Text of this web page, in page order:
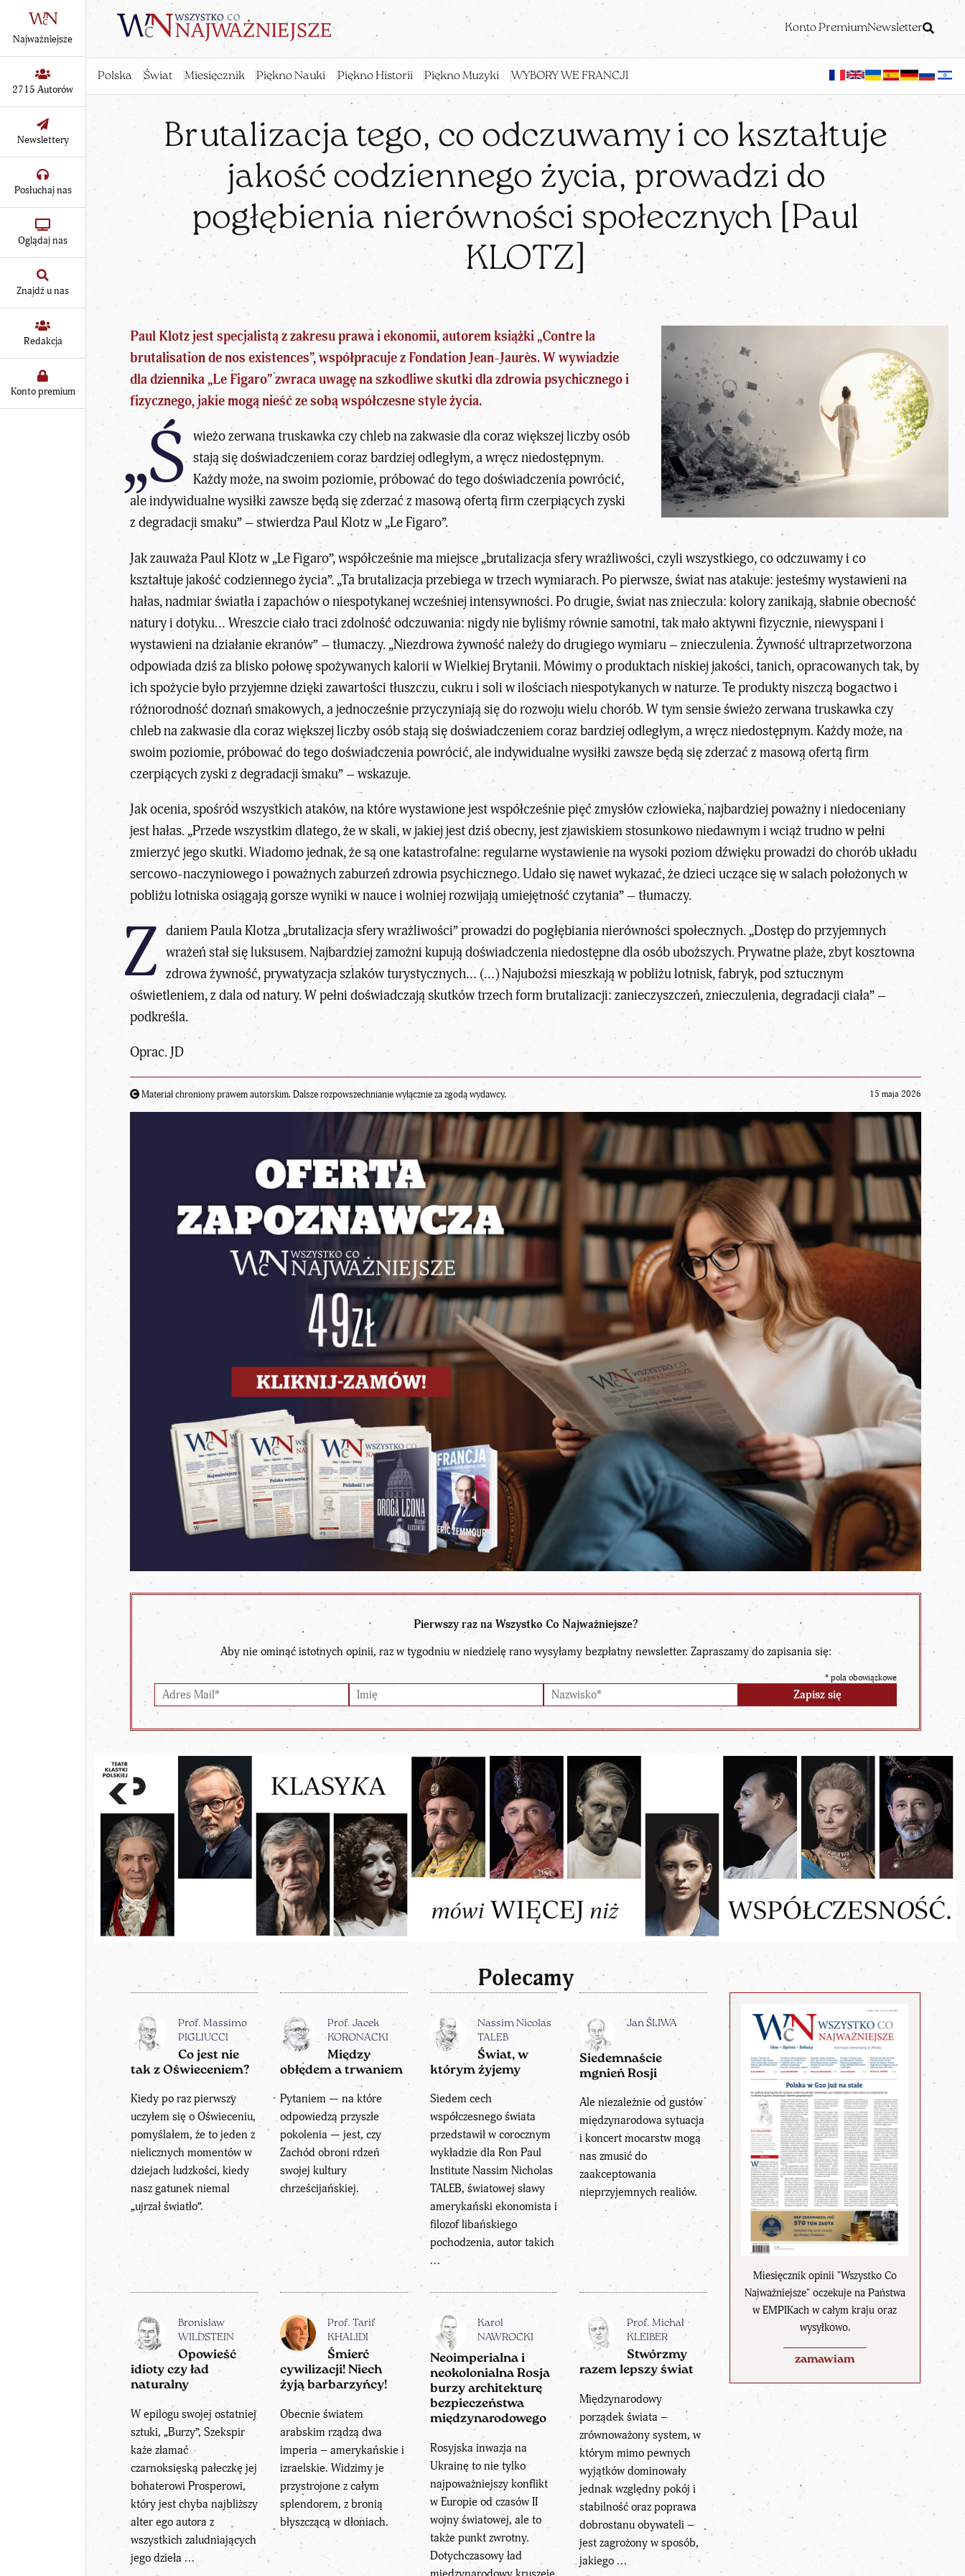
Konto PremiumNewsletter
Polska Świat Miesięcznik Piękno Nauki Piękno Historii Piękno Muzyki WYBORY WE FRANCJI
Najważniejsze
2715 Autorów
Newslettery
Posłuchaj nas
Oglądaj nas
Znajdź u nas
Redakcja
Konto premium
Brutalizacja tego, co odczuwamy i co kształtuje
jakość codziennego życia, prowadzi do
pogłębienia nierówności społecznych [Paul
KLOTZ]
Paul Klotz jest specjalistą z zakresu prawa i ekonomii, autorem książki „Contre la
brutalisation de nos existences”, współpracuje z Fondation Jean-Jaurès. W wywiadzie
dla dziennika „Le Figaro” zwraca uwagę na szkodliwe skutki dlazdrowia psychicznegoi
fizycznego, jakie mogą nieść ze sobą współczesne style życia.
„Ś wieżo zerwana truskawka czy chleb na zakwasie dla coraz większej liczby osób
stają siędoświadczeniem coraz bardziej odległym, a wręcz niedostępnym.
Każdy może, na swoim poziomie, próbować do tego doświadczenia powrócić,
ale indywidualne wysiłki zawsze będą się zderzać z masową ofertą firm czerpiących zyski
z degradacji smaku” – stwierdza Paul Klotz w„Le Figaro”.
Jak zauważa Paul Klotz w „Le Figaro”, współcześnie ma miejsce „brutalizacja sfery wrażliwości, czyli wszystkiego, co odczuwamy i co
kształtuje jakość codziennego życia”. „Ta brutalizacja przebiega w trzech wymiarach. Po pierwsze,świat nas atakuje: jesteśmy wystawieni na
hałas, nadmiar światła i zapachów o niespotykanej wcześniej intensywności. Po drugie, świat nas znieczula: kolory zanikają, słabnie obecność
natury i dotyku… Wreszcie ciało traci zdolność odczuwania: nigdy nie byliśmy równie samotni, tak mało aktywni fizycznie, niewyspani i
wystawieni na działanie ekranów” – tłumaczy. „Niezdrowa żywność należy do drugiego wymiaru – znieczulenia. Żywność ultraprzetworzona
odpowiada dziś za blisko połowę spożywanych kalorii w Wielkiej Brytanii. Mówimy o produktach niskiej jakości, tanich, opracowanych tak, by
ich spożycie było przyjemne dzięki zawartości tłuszczu, cukru i soli w ilościach niespotykanych w naturze. Te produkty niszczą bogactwo i
różnorodność doznań smakowych, a jednocześnie przyczyniają się do rozwoju wielu chorób. W tym sensie świeżo zerwana truskawka czy
chleb na zakwasie dla coraz większej liczby osób stają się doświadczeniem coraz bardziej odległym, a wręcz niedostępnym. Każdy może, na
swoim poziomie, próbować do tego doświadczenia powrócić, ale indywidualne wysiłki zawsze będą się zderzać z masową ofertą firm
czerpiących zyski z degradacji smaku” – wskazuje.
Jak ocenia, spośród wszystkich ataków, na które wystawione jest współcześnie pięć zmysłów człowieka, najbardziej poważny i niedoceniany
jest hałas. „Przede wszystkim dlatego, że w skali, w jakiej jest dziś obecny, jest zjawiskiem stosunkowo niedawnym i wciąż trudno w pełni
zmierzyć jego skutki. Wiadomo jednak, że są one katastrofalne: regularne wystawienie na wysoki poziom dźwięku prowadzi do chorób układu
sercowo-naczyniowego i poważnychzaburzeń zdrowia psychicznego. Udało się nawet wykazać, że dzieci uczące się w salach położonych w
pobliżu lotniska osiągają gorsze wyniki w nauce i wolniej rozwijają umiejętność czytania” – tłumaczy.
Z daniem Paula Klotza „brutalizacja sfery wrażliwości” prowadzi dopogłębiania nierówności społecznych. „Dostęp do przyjemnych
wrażeń stał się luksusem. Najbardziej zamożni kupują doświadczenia niedostępne dla osób uboższych. Prywatne plaże, zbyt kosztowna
zdrowa żywność, prywatyzacja szlaków turystycznych… (…) Najubożsi mieszkają w pobliżu lotnisk, fabryk, pod sztucznym
oświetleniem, z dala od natury. W pełni doświadczają skutków trzech form brutalizacji: zanieczyszczeń, znieczulenia, degradacji ciała” –
podkreśla.
Oprac. JD
Materiał chroniony prawem autorskim. Dalsze rozpowszechnianie wyłącznie za zgodą wydawcy. 15 maja 2026
Pierwszy raz na Wszystko Co Najważniejsze?
Aby nie ominąć istotnych opinii, raz w tygodniu w niedzielę rano wysyłamy bezpłatny newsletter. Zapraszamy do zapisania się:
*pola obowiązkowe
Polecamy
Miesięcznik opinii "Wszystko Co
Najważniejsze" oczekuje na Państwa
w EMPIKach w całym kraju oraz
wysyłkowo.
zamawiam
Prof. Massimo
PIGLIUCCI
Co jest nie
tak z Oświeceniem?
Kiedy po raz pierwszy
uczyłem się o Oświeceniu,
pomyślałem, że to jeden z
nielicznych momentów w
dziejach ludzkości, kiedy
nasz gatunek niemal
„ujrzał światło”.
Prof. Jacek
KORONACKI
Między
obłędem a trwaniem
Pytaniem — na które
odpowiedzą przyszłe
pokolenia — jest, czy
Zachód obroni rdzeń
swojej kultury
chrześcijańskiej.
Nassim Nicolas
TALEB
Świat, w
którym żyjemy
Siedem cech
współczesnego świata
przedstawił w corocznym
wykładzie dla Ron Paul
Institute Nassim Nicholas
TALEB, światowej sławy
amerykański ekonomista i
filozof libańskiego
pochodzenia, autor takich
...
Jan ŚLIWA
Siedemnaście
mgnień Rosji
Ale niezależnie od gustów
międzynarodowa sytuacja
i koncert mocarstw mogą
nas zmusić do
zaakceptowania
nieprzyjemnych realiów.
Bronisław
WILDSTEIN
Opowieść
idioty czy ład
naturalny
W epilogu swojej ostatniej
sztuki, „Burzy”, Szekspir
każe złamać
czarnoksięską pałeczkę jej
bohaterowi Prosperowi,
który jest chyba najbliższy
alter ego autora z
wszystkich zaludniających
jego dzieła ...
Prof. Tarif
KHALIDI
Śmierć
cywilizacji! Niech
żyją barbarzyńcy!
Obecnie światem
arabskim rządzą dwa
imperia – amerykańskie i
izraelskie. Widzimy je
przystrojone z całym
splendorem, z bronią
błyszczącą w dłoniach.
Karol
NAWROCKI
Neoimperialna i
neokolonialna Rosja
burzy architekturę
bezpieczeństwa
międzynarodowego
Rosyjska inwazja na
Ukrainę to nie tylko
najpoważniejszy konflikt
w Europie od czasów II
wojny światowej, ale to
także punkt zwrotny.
Dotychczasowy ład
Prof. Michał
KLEIBER
Stwórzmy
razem lepszy świat
Międzynarodowy
porządek świata –
zrównoważony system, w
którym mimo pewnych
wyjątków dominowały
jednak względny pokój i
stabilność oraz poprawa
dobrostanu obywateli –
jest zagrożony w sposób,
jakiego ...